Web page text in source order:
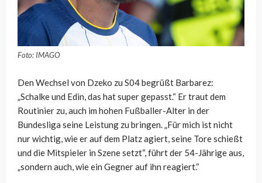
Foto: IMAGO
Den Wechsel von Dzeko zu S04 begrüßt Barbarez:
„Schalke und Edin, das hat super gepasst.“ Er traut dem
Routinier zu, auch im hohen Fußballer-Alter in der
Bundesliga seine Leistung zu bringen. „Für mich ist nicht
nur wichtig, wie er auf dem Platz agiert, seine Tore schießt
und die Mitspieler in Szene setzt“, führt der 54-Jährige aus,
„sondern auch, wie ein Gegner auf ihn reagiert.“